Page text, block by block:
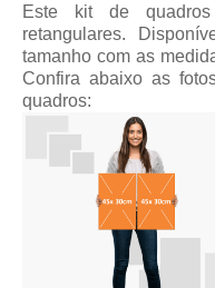
Este kit de
retangulares.
tamanho com as
Confira abaixo as
quadros: